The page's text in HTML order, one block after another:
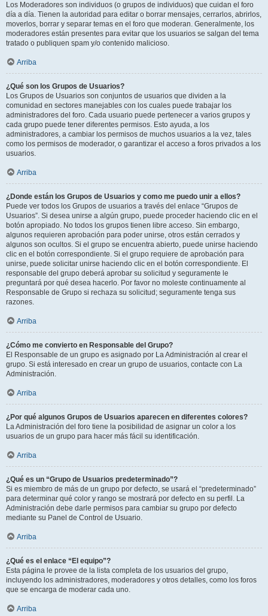
Los Moderadores son individuos (o grupos de individuos) que cuidan el foro
día a día. Tienen la autoridad para editar o borrar mensajes, cerrarlos, abrirlos,
moverlos, borrar y separar temas en el foro que moderan. Generalmente, los
moderadores están presentes para evitar que los usuarios se salgan del tema
tratado o publiquen spam y/o contenido malicioso.
Arriba
¿Qué son los Grupos de Usuarios?
Los Grupos de Usuarios son conjuntos de usuarios que dividen a la
comunidad en sectores manejables con los cuales puede trabajar los
administradores del foro. Cada usuario puede pertenecer a varios grupos y
cada grupo puede tener diferentes permisos. Esto ayuda, a los
administradores, a cambiar los permisos de muchos usuarios a la vez, tales
como los permisos de moderador, o garantizar el acceso a foros privados a los
usuarios.
Arriba
¿Donde están los Grupos de Usuarios y como me puedo unir a ellos?
Puede ver todos los Grupos de usuarios a través del enlace “Grupos de
Usuarios”. Si desea unirse a algún grupo, puede proceder haciendo clic en el
botón apropiado. No todos los grupos tienen libre acceso. Sin embargo,
algunos requieren aprobación para poder unirse, otros están cerrados y
algunos son ocultos. Si el grupo se encuentra abierto, puede unirse haciendo
clic en el botón correspondiente. Si el grupo requiere de aprobación para
unirse, puede solicitar unirse haciendo clic en el botón correspondiente. El
responsable del grupo deberá aprobar su solicitud y seguramente le
preguntará por qué desea hacerlo. Por favor no moleste continuamente al
Responsable de Grupo si rechaza su solicitud; seguramente tenga sus
razones.
Arriba
¿Cómo me convierto en Responsable del Grupo?
El Responsable de un grupo es asignado por La Administración al crear el
grupo. Si está interesado en crear un grupo de usuarios, contacte con La
Administración.
Arriba
¿Por qué algunos Grupos de Usuarios aparecen en diferentes colores?
La Administración del foro tiene la posibilidad de asignar un color a los
usuarios de un grupo para hacer más fácil su identificación.
Arriba
¿Qué es un “Grupo de Usuarios predeterminado”?
Si es miembro de más de un grupo por defecto, se usará el “predeterminado”
para determinar qué color y rango se mostrará por defecto en su perfil. La
Administración debe darle permisos para cambiar su grupo por defecto
mediante su Panel de Control de Usuario.
Arriba
¿Qué es el enlace “El equipo”?
Esta página le provee de la lista completa de los usuarios del grupo,
incluyendo los administradores, moderadores y otros detalles, como los foros
que se encarga de moderar cada uno.
Arriba